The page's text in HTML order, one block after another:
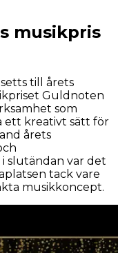
musikpris
till årets
Guldnoten
som
ett kreativt sätt för
årets
slutändan var det
tack vare
musikkoncept.